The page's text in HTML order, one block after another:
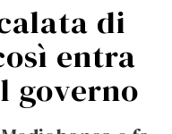
di
entra
governo